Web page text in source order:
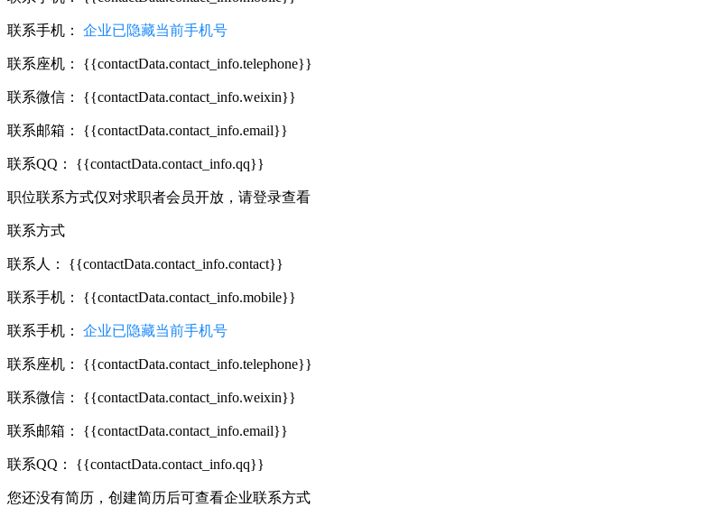
联系手机： 企业已隐藏当前手机号
联系座机： {{contactData.contact_info.telephone}}
联系微信： {{contactData.contact_info.weixin}}
联系邮箱： {{contactData.contact_info.email}}
联系QQ： {{contactData.contact_info.qq}}
职位联系方式仅对求职者会员开放，请登录查看
联系方式
联系人： {{contactData.contact_info.contact}}
联系手机： {{contactData.contact_info.mobile}}
联系手机： 企业已隐藏当前手机号
联系座机： {{contactData.contact_info.telephone}}
联系微信： {{contactData.contact_info.weixin}}
联系邮箱： {{contactData.contact_info.email}}
联系QQ： {{contactData.contact_info.qq}}
您还没有简历，创建简历后可查看企业联系方式